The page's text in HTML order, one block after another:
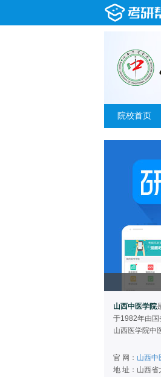
院校首页
山西中医学院
于1982年由
山西医学院中
官 网： 山西中
地 址：山西